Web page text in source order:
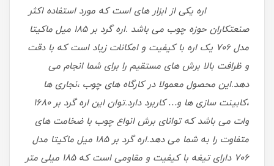
اره یکی از ابزار های است که مورد استفاده اکثر
صنعتکاران حوزه چوب می باشد .اره گرد بر 185 میل ماکیتا
مدل 706 یک اره با کیفیت و امکانات زیاد است که با دقت
و ظرافت بالا برش های مستقیم را برای شما انجام می
دهد.این محصول معمولا در کارگاه های چوب ،نجاری ها
،کابینت سازی ها و… کاربرد دارد.توان این اره گرد بر 1680
وات می باشد که توانای برش انواع چوب با ضخامت های
متفاوت را به شما می دهد.
اره گرد بر 185 میل ماکیتا مدل
706 دارای تیغه با کیفیت و مقاومی است که 185 میلی متر